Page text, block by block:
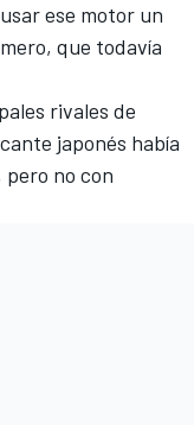
ese motor un
que todavía
rivales de
japonés había
pero no con